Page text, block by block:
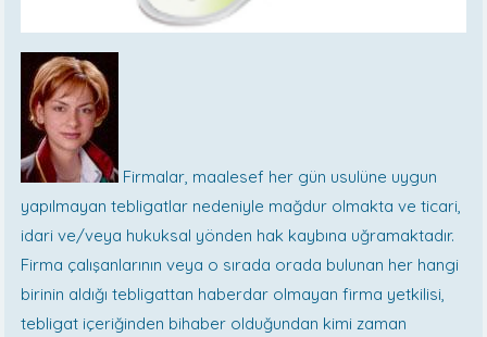
Firmalar, maalesef her gün usulüne uygun
yapılmayan tebligatlar nedeniyle mağdur olmakta ve ticari,
idari ve/veya hukuksal yönden hak kaybına uğramaktadır.
Firma çalışanlarının veya o sırada orada bulunan her hangi
birinin aldığı tebligattan haberdar olmayan firma yetkilisi,
tebligat içeriğinden bihaber olduğundan kimi zaman